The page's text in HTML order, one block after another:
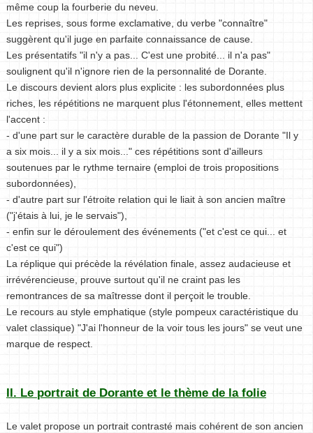
même coup la fourberie du neveu.
Les reprises, sous forme exclamative, du verbe "connaître"
suggèrent qu'il juge en parfaite connaissance de cause.
Les présentatifs "il n'y a pas... C'est une probité... il n'a pas"
soulignent qu'il n'ignore rien de la personnalité de Dorante.
Le discours devient alors plus explicite : les subordonnées plus
riches, les répétitions ne marquent plus l'étonnement, elles mettent
l'accent :
- d'une part sur le caractère durable de la passion de Dorante "Il y
a six mois... il y a six mois..." ces répétitions sont d'ailleurs
soutenues par le rythme ternaire (emploi de trois propositions
subordonnées),
- d'autre part sur l'étroite relation qui le liait à son ancien maître
("j'étais à lui, je le servais"),
- enfin sur le déroulement des événements ("et c'est ce qui... et
c'est ce qui")
La réplique qui précède la révélation finale, assez audacieuse et
irrévérencieuse, prouve surtout qu'il ne craint pas les
remontrances de sa maîtresse dont il perçoit le trouble.
Le recours au style emphatique (style pompeux caractéristique du
valet classique) "J'ai l'honneur de la voir tous les jours" se veut une
marque de respect.
II. Le portrait de Dorante et le thème de la folie
Le valet propose un portrait contrasté mais cohérent de son ancien